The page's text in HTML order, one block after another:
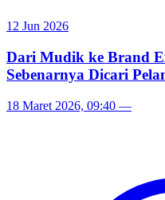
12 Jun 2026
Dari Mudik ke Brand
Sebenarnya Dicari
18 Maret 2026, 09:40 —